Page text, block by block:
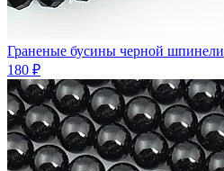
Граненые бусины черной шпинели
180 ₽